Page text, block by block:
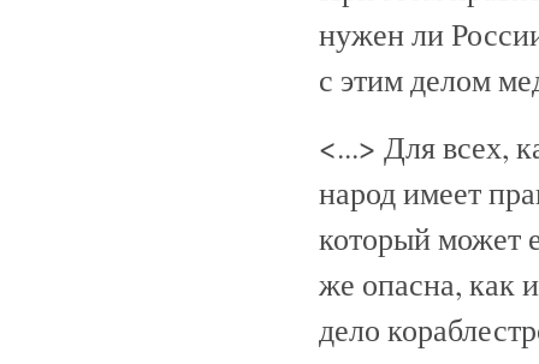
нужен ли
с этим делом
<...> Для всех,
народ имеет
который может
же опасна, как
дело